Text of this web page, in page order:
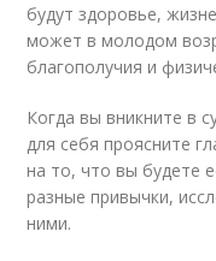
будут здоровье,
может в молодом
благополучия и
Когда вы вникните в
для себя проясните
на то, что вы будете
разные привычки,
ними.